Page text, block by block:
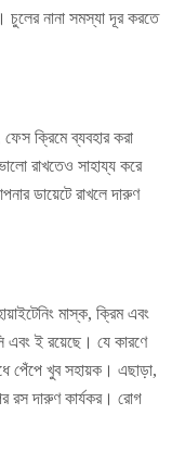
চুলের নানা সমস্যা দূর করতে
ক্রিমে ব্যবহার করা
রাখতেও সাহায্য করে
ডায়েটে রাখলে দারুণ
মাস্ক, ক্রিম এবং
এবং ই রয়েছে। যে কারণে
পেঁপে খুব সহায়ক। এছাড়া,
রস দারুণ কার্যকর। রোগ